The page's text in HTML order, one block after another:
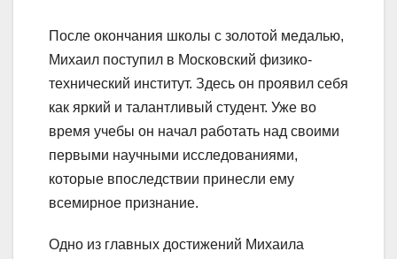
После окончания школы с золотой медалью,
Михаил поступил в Московский физико-
технический институт. Здесь он проявил себя
как яркий и талантливый студент. Уже во
время учебы он начал работать над своими
первыми научными исследованиями,
которые впоследствии принесли ему
всемирное признание.
Одно из главных достижений Михаила